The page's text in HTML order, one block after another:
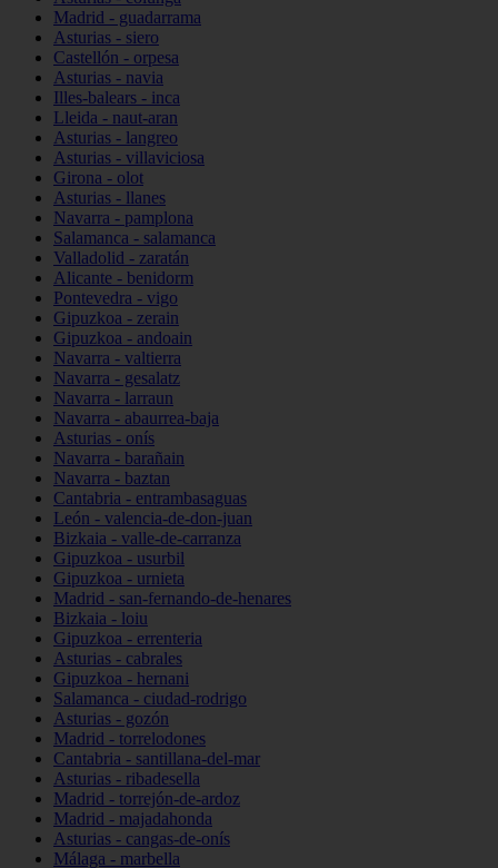
Madrid - guadarrama
Asturias - siero
Castellón - orpesa
Asturias - navia
Illes-balears - inca
Lleida - naut-aran
Asturias - langreo
Asturias - villaviciosa
Girona - olot
Asturias - llanes
Navarra - pamplona
Salamanca - salamanca
Valladolid - zaratán
Alicante - benidorm
Pontevedra - vigo
Gipuzkoa - zerain
Gipuzkoa - andoain
Navarra - valtierra
Navarra - gesalatz
Navarra - larraun
Navarra - abaurrea-baja
Asturias - onís
Navarra - barañain
Navarra - baztan
Cantabria - entrambasaguas
León - valencia-de-don-juan
Bizkaia - valle-de-carranza
Gipuzkoa - usurbil
Gipuzkoa - urnieta
Madrid - san-fernando-de-henares
Bizkaia - loiu
Gipuzkoa - errenteria
Asturias - cabrales
Gipuzkoa - hernani
Salamanca - ciudad-rodrigo
Asturias - gozón
Madrid - torrelodones
Cantabria - santillana-del-mar
Asturias - ribadesella
Madrid - torrejón-de-ardoz
Madrid - majadahonda
Asturias - cangas-de-onís
Málaga - marbella